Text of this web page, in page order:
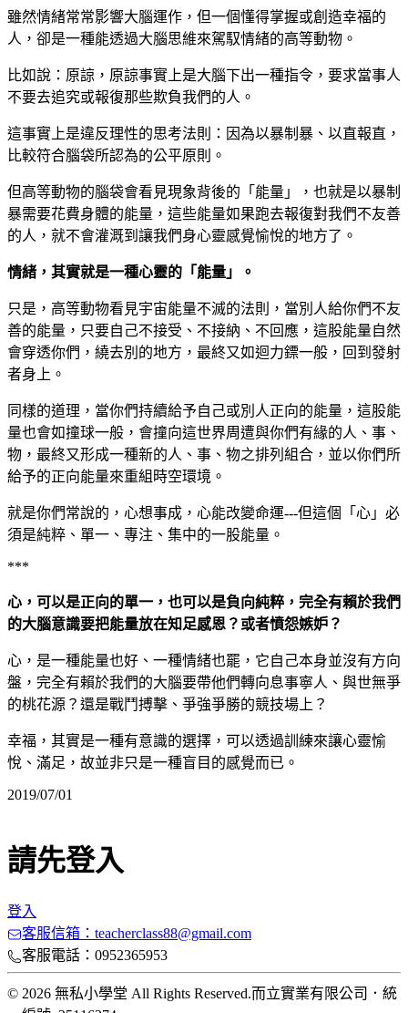
雖然情緒常常影響大腦運作，但一個懂得掌握或創造幸福的
人，卻是一種能透過大腦思維來駕馭情緒的高等動物。
比如說：原諒，原諒事實上是大腦下出一種指令，要求當事人
不要去追究或報復那些欺負我們的人。
這事實上是違反理性的思考法則：因為以暴制暴、以直報直，
比較符合腦袋所認為的公平原則。
但高等動物的腦袋會看見現象背後的「能量」，也就是以暴制
暴需要花費身體的能量，這些能量如果跑去報復對我們不友善
的人，就不會灌溉到讓我們身心靈感覺愉悅的地方了。
情緒，其實就是一種心靈的「能量」。
只是，高等動物看見宇宙能量不滅的法則，當別人給你們不友
善的能量，只要自己不接受、不接納、不回應，這股能量自然
會穿透你們，繞去別的地方，最終又如迴力鏢一般，回到發射
者身上。
同樣的道理，當你們持續給予自己或別人正向的能量，這股能
量也會如撞球一般，會撞向這世界周遭與你們有緣的人、事、
物，最終又形成一種新的人、事、物之排列組合，並以你們所
給予的正向能量來重組時空環境。
就是你們常說的，心想事成，心能改變命運---但這個「心」必
須是純粹、單一、專注、集中的一股能量。
***
心，可以是正向的單一，也可以是負向純粹，完全有賴於我們
的大腦意識要把能量放在知足感恩？或者憤怨嫉妒？
心，是一種能量也好、一種情緒也罷，它自己本身並沒有方向
盤，完全有賴於我們的大腦要帶他們轉向息事寧人、與世無爭
的桃花源？還是戰鬥搏擊、爭強爭勝的競技場上？
幸福，其實是一種有意識的選擇，可以透過訓練來讓心靈愉
悅、滿足，故並非只是一種盲目的感覺而已。
2019/07/01
請先登入
登入
客服信箱：teacherclass88@gmail.com
客服電話：0952365953
© 2026 無私小學堂 All Rights Reserved.而立實業有限公司 ． 統